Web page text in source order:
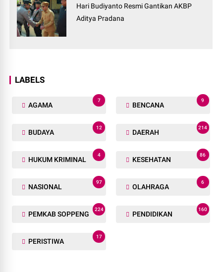
Hari Budiyanto Resmi Gantikan AKBP
Aditya Pradana
LABELS
AGAMA
7
BENCANA
9
BUDAYA
12
DAERAH
214
HUKUM KRIMINAL
4
KESEHATAN
86
NASIONAL
97
OLAHRAGA
6
PEMKAB SOPPENG
224
PENDIDIKAN
160
PERISTIWA
17